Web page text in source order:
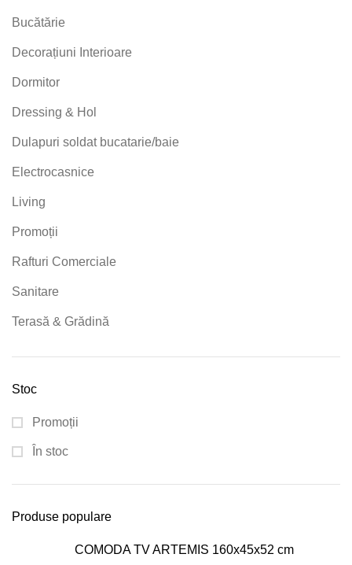
Bucătărie
Decorațiuni Interioare
Dormitor
Dressing & Hol
Dulapuri soldat bucatarie/baie
Electrocasnice
Living
Promoții
Rafturi Comerciale
Sanitare
Terasă & Grădină
Stoc
Promoții
În stoc
Produse populare
COMODA TV ARTEMIS 160x45x52 cm